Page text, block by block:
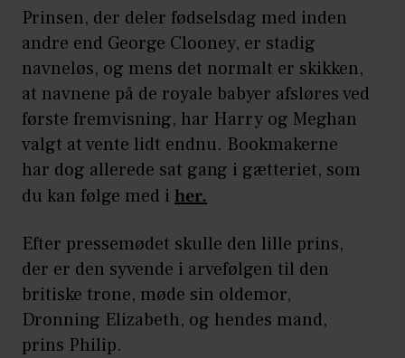
Prinsen, der deler fødselsdag med inden
andre end George Clooney, er stadig
navneløs, og mens det normalt er skikken,
at navnene på de royale babyer afsløres ved
første fremvisning, har Harry og Meghan
valgt at vente lidt endnu. Bookmakerne
har dog allerede sat gang i gætteriet, som
du kan følge med i her.
Efter pressemødet skulle den lille prins,
der er den syvende i arvefølgen til den
britiske trone, møde sin oldemor,
Dronning Elizabeth, og hendes mand,
prins Philip.